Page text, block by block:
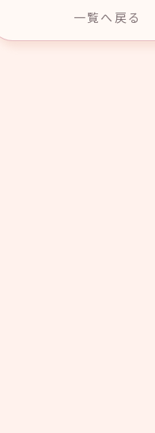
一覧へ戻る